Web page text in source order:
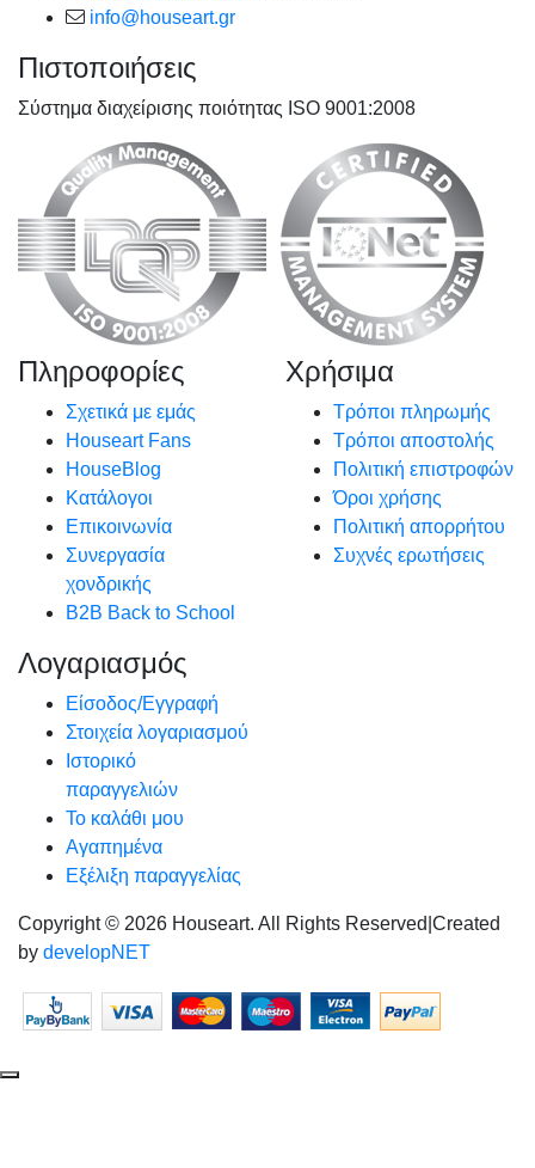
info@houseart.gr
Πιστοποιήσεις
Σύστημα διαχείρισης ποιότητας ISO 9001:2008
Πληροφορίες
Σχετικά με εμάς
Houseart Fans
HouseBlog
Κατάλογοι
Επικοινωνία
Συνεργασία
χονδρικής
B2B Back to School
Χρήσιμα
Τρόποι πληρωμής
Τρόποι αποστολής
Πολιτική επιστροφών
Όροι χρήσης
Πολιτική απορρήτου
Συχνές ερωτήσεις
Λογαριασμός
Είσοδος/Εγγραφή
Στοιχεία λογαριασμού
Ιστορικό
παραγγελιών
Το καλάθι μου
Αγαπημένα
Εξέλιξη παραγγελίας
Copyright © 2026 Houseart. All Rights Reserved Created
by developNET